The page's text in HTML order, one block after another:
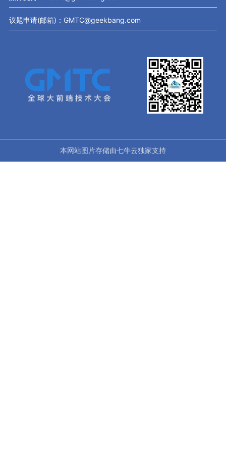
议题申请(邮箱)：GMTC@geekbang.com
本网站图片存储由七牛云独家支持